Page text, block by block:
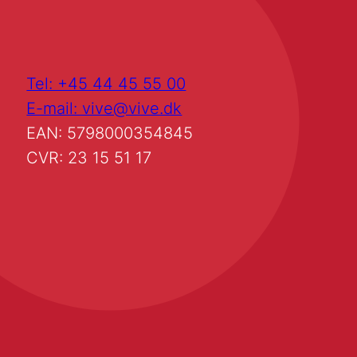
Tel: +45 44 45 55 00
E-mail: vive@vive.dk
EAN: 5798000354845
CVR: 23 15 51 17